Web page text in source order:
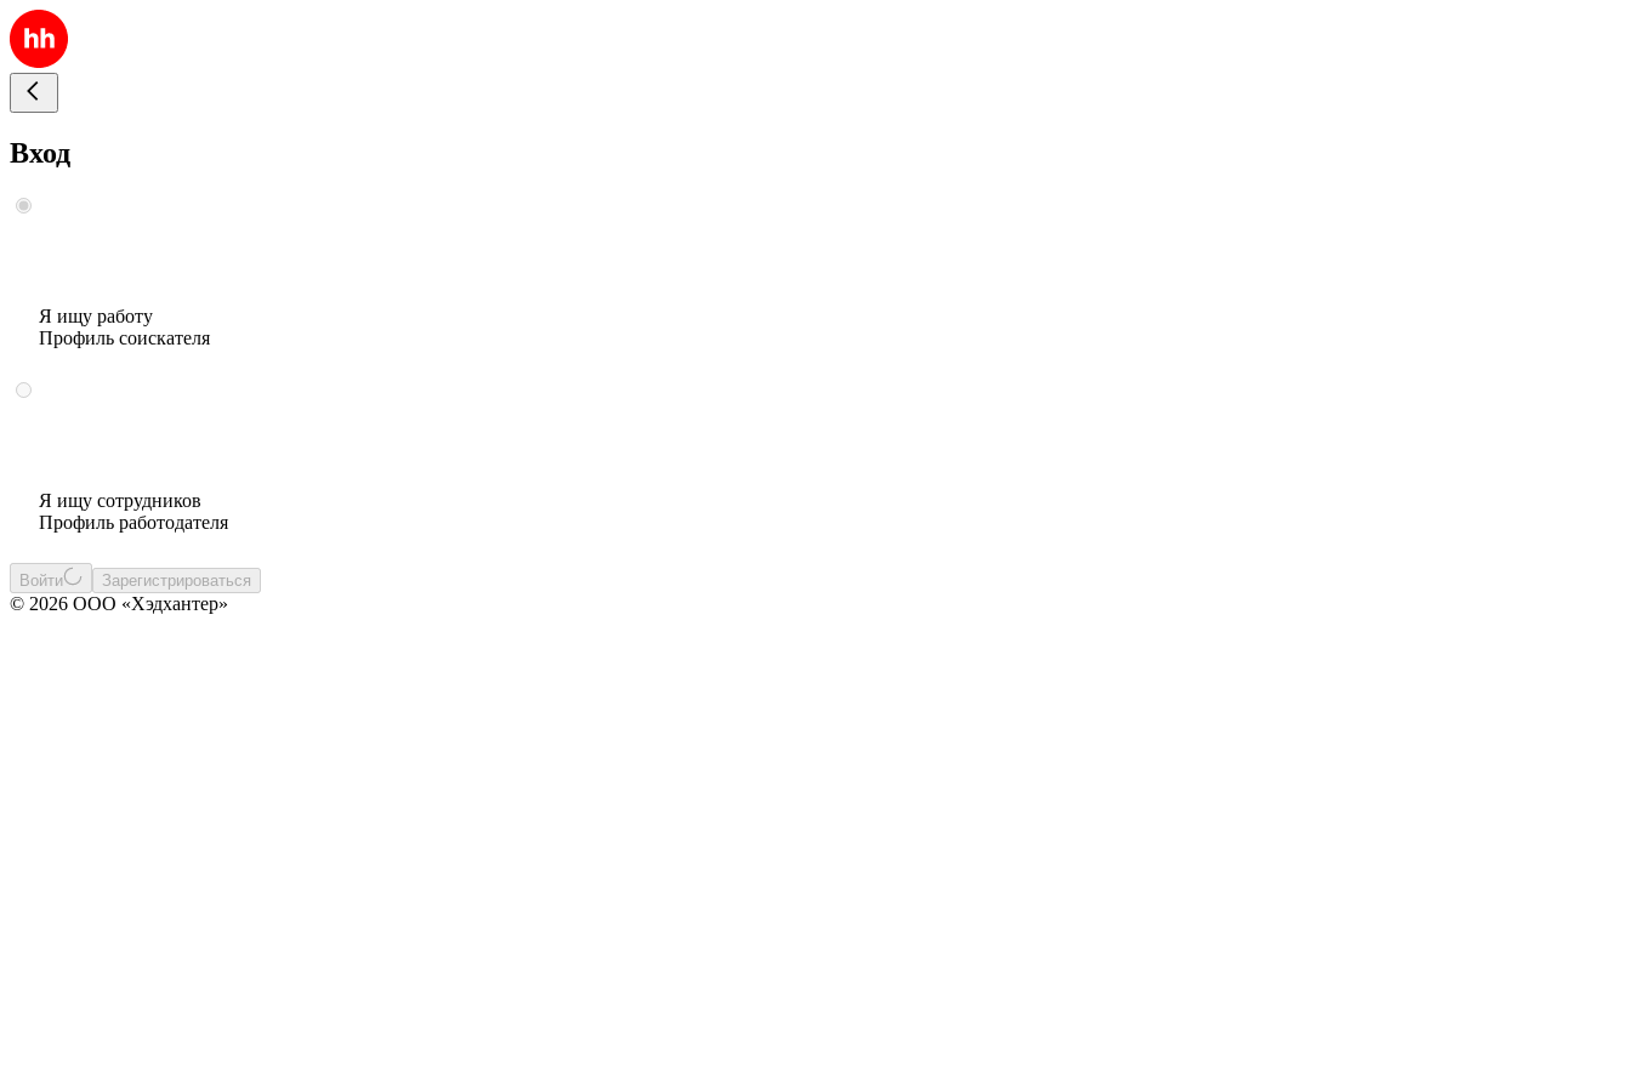
Вход
Я ищу работу
Профиль соискателя
Я ищу сотрудников
Профиль работодателя
Войти Зарегистрироваться
© 2026 ООО «Хэдхантер»